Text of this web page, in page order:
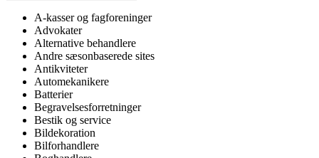
A-kasser og fagforeninger
Advokater
Alternative behandlere
Andre sæsonbaserede sites
Antikviteter
Automekanikere
Batterier
Begravelsesforretninger
Bestik og service
Bildekoration
Bilforhandlere